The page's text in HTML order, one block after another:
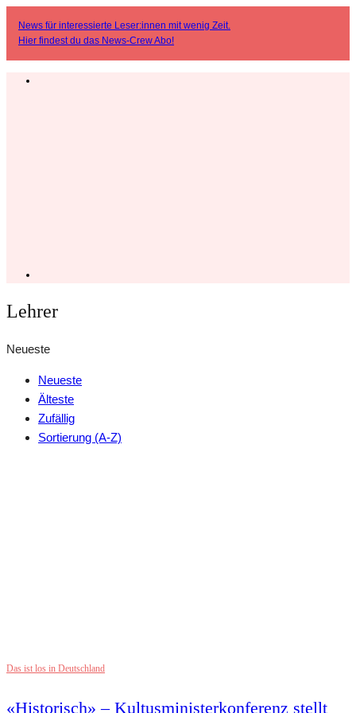
News für interessierte Leser:innen mit wenig Zeit.
Hier findest du das News-Crew Abo!
Lehrer
Neueste
Neueste
Älteste
Zufällig
Sortierung (A-Z)
Das ist los in Deutschland
«Historisch» – Kultusministerkonferenz stellt